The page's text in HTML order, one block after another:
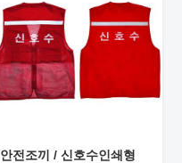
안전조끼 / 신호수인쇄형